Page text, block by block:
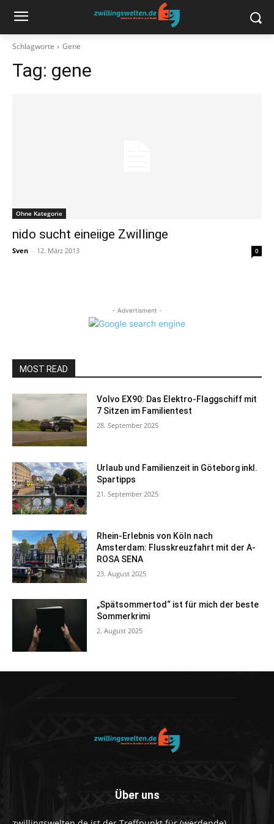
Schlagworte Gene
Tag: gene
Ohne Kategorie
nido sucht eineiige Zwillinge
Sven - 12. März 2013 0
- Advertisment -
MOST READ
Volvo EX90: Das Elektro-Flaggschiff mit
7 Sitzen im Familientest
28. September 2025
Urlaub und Familienzeit in Göteborg inkl.
Spartipps
21. September 2025
Rhein-Erlebnis von Köln nach
Amsterdam: Flusskreuzfahrt mit der A-
ROSA SENA
23. August 2025
„Spätsommertod“ ist für mich der beste
Sommerkrimi
2. August 2025
Über uns